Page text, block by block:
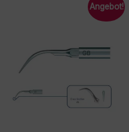
Angebot!